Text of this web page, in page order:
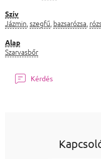
Szív
Jázmin szegfű bazsarózsa
Alap
Szarvasbőr
Kérdés